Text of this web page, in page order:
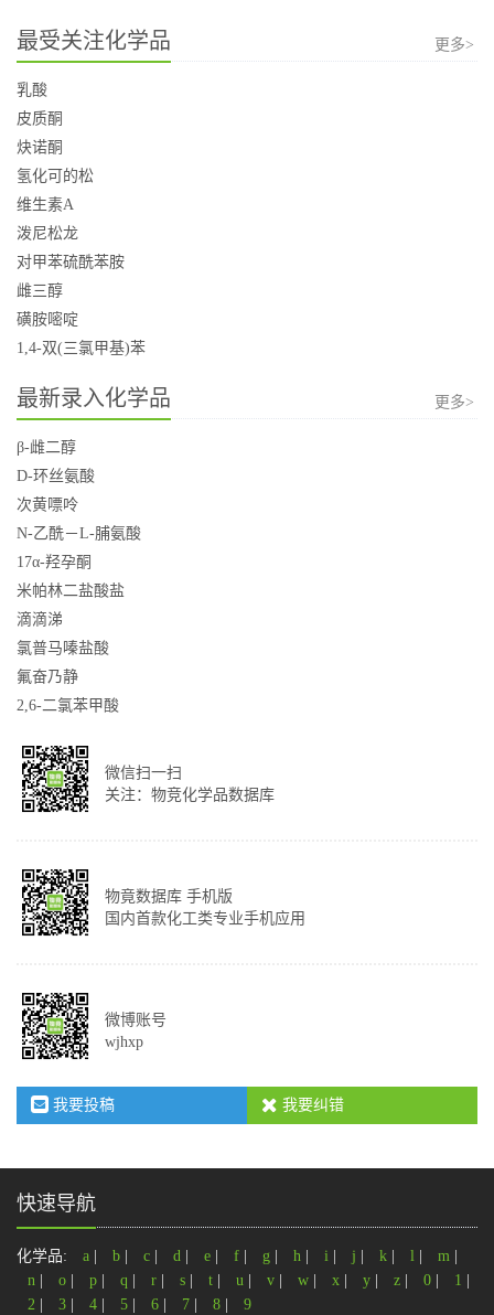
最受关注化学品 更多>
乳酸
皮质酮
炔诺酮
氢化可的松
维生素A
泼尼松龙
对甲苯硫酰苯胺
雌三醇
磺胺嘧啶
1,4-双(三氯甲基)苯
最新录入化学品 更多>
β-雌二醇
D-环丝氨酸
次黄嘌呤
N-乙酰－L-脯氨酸
17α-羟孕酮
米帕林二盐酸盐
滴滴涕
氯普马嗪盐酸
氟奋乃静
2,6-二氯苯甲酸
微信扫一扫
关注：物竞化学品数据库
物竟数据库 手机版
国内首款化工类专业手机应用
微博账号
wjhxp
我要投稿 我要纠错
快速导航
化学品: a b c d e f g h i j k l m
n
o p q r s t u v w x y z 0 1
2
3 4 5 6 7 8 9